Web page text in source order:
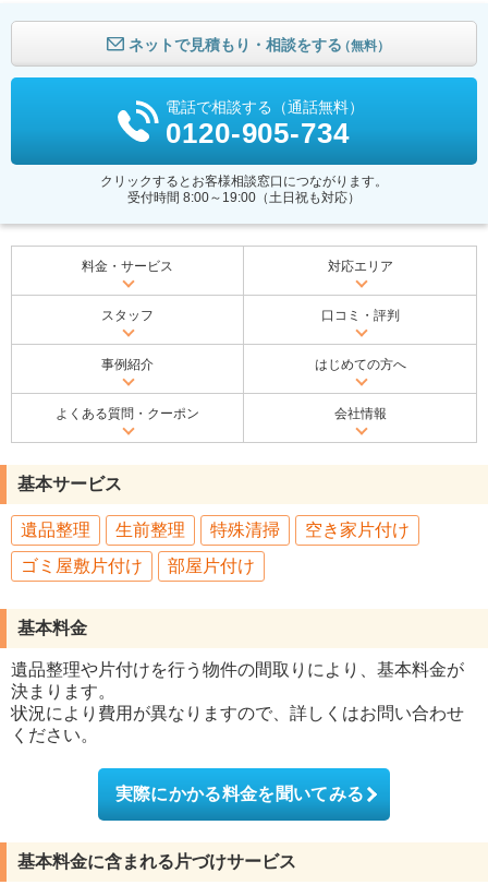
ネットで見積もり・相談をする（無料）
電話で相談する（通話無料）
0120-905-734
クリックするとお客様相談窓口につながります。
受付時間 8:00～19:00（土日祝も対応）
料金・サービス 対応エリア
スタッフ 口コミ・評判
事例紹介 はじめての方へ
よくある質問・クーポン 会社情報
基本サービス
遺品整理 生前整理 特殊清掃
空き家片付け
ゴミ屋敷片付け
部屋片付け
基本料金
遺品整理や片付けを行う物件の間取りにより、基本料金が
決まります。
状況により費用が異なりますので、詳しくはお問い合わせ
ください。
実際にかかる料金を聞いてみる
基本料金に含まれる片づけサービス